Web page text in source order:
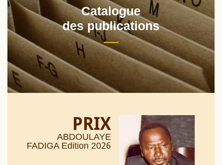
Catalogue
des publications
PRIX
ABDOULAYE
FADIGA Edition 2026